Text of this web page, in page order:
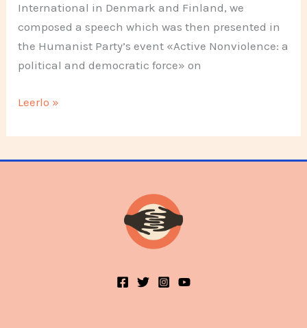
International in Denmark and Finland, we
composed a speech which was then presented in
the Humanist Party’s event «Active Nonviolence: a
political and democratic force» on
Activities
Denmark
second
Leerlo »